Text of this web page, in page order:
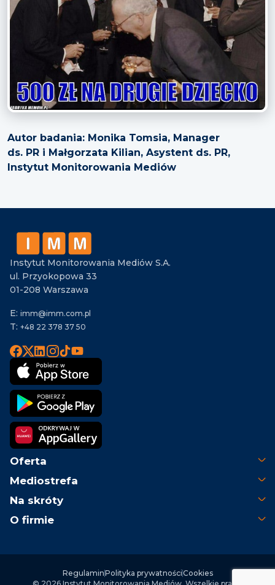
Autor badania: Monika Tomsia, Manager
ds. PR i Małgorzata Kilian, Asystent ds. PR,
Instytut Monitorowania Mediów
Instytut Monitorowania Mediów S.A.
ul. Przyokopowa 33
01-208 Warszawa
E: imm@imm.com.pl
T: +48 22 378 37 50
Oferta
Mediostrefa
Na skróty
O firmie
RegulaminPolityka prywatnościCookies